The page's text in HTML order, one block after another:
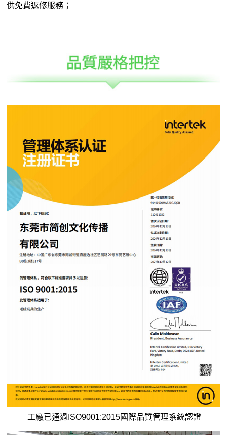
供免費返修服務；
工廠已通過ISO9001:2015國際品質管理系統認證